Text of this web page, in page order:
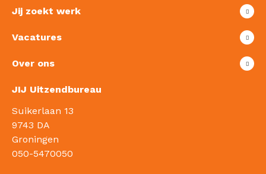
Jij zoekt werk
Vacatures
Over ons
JIJ Uitzendbureau
Suikerlaan 13
9743 DA
Groningen
050-5470050